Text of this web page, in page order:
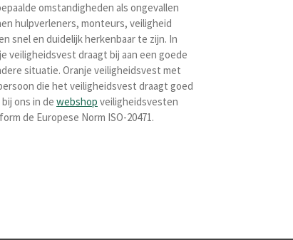
omstandigheden als ongevallen
hulpverleners, monteurs, veiligheid
snel en duidelijk herkenbaar te zijn. In
veiligheidsvest draagt bij aan een goede
situatie. Oranje veiligheidsvest met
die het veiligheidsvest draagt goed
ons in de webshop veiligheidsvesten
de Europese Norm ISO-20471.